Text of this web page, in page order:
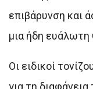
επιβάρυνση και
μια ήδη ευάλωτη
Οι ειδικοί
για τη